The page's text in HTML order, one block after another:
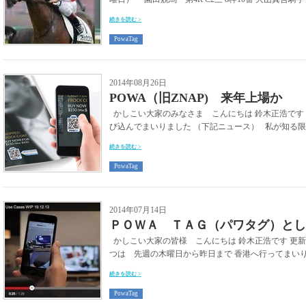
続きを読む >
PowaTag
2014年08月26日
POWA（旧ZNAP) 来年上場か
かしこい大家のみなさま こんにちは 鈴木正浩で
び込んでまいりました （下記ニュース） 私が知る
続きを読む >
PowaTag
2014年07月14日
ＰＯＷＡ ＴＡＧ（パワタグ）と
かしこい大家の皆様 こんにちは 鈴木正浩です 更
つは 先週の木曜日から昨日まで 香港へ行ってま
続きを読む >
PowaTag